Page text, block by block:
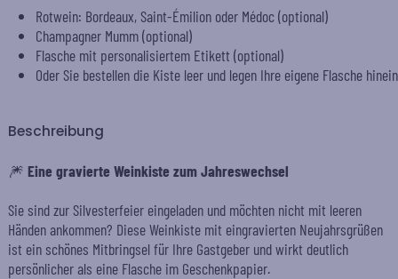
Rotwein: Bordeaux, Saint-Émilion oder Médoc (optional)
Champagner Mumm (optional)
Flasche mit personalisiertem Etikett (optional)
Oder Sie bestellen die Kiste leer und legen Ihre eigene Flasche hinein
Beschreibung
🎆 Eine gravierte Weinkiste zum Jahreswechsel
Sie sind zur Silvesterfeier eingeladen und möchten nicht mit leeren
Händen ankommen? Diese Weinkiste mit eingravierten Neujahrsgrüßen
ist ein schönes Mitbringsel für Ihre Gastgeber und wirkt deutlich
persönlicher als eine Flasche im Geschenkpapier.